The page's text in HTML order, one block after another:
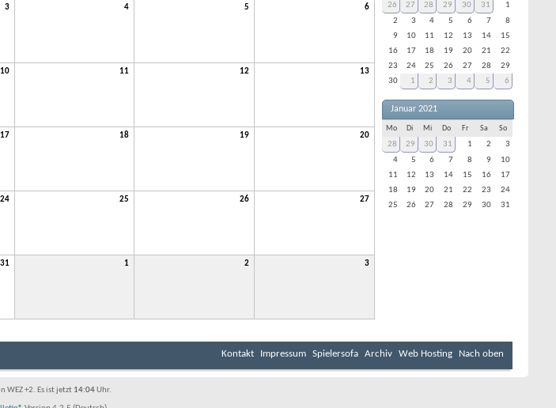
3 4 5 6
10 11 12 13
17 18 19 20
24 25 26 27
31 1 2 3
26 27 28 29 30 31
1
2
3 4 5 6 7
8
9
10 11 12 13 14
15
16
17 18 19 20 21
22
23
24 25 26 27 28
29
30
1 2 3 4 5 6
Januar 2021
Mo Di Mi Do Fr Sa So
28 29 30 31 1 2
3
4
5 6 7 8 9
10
11
12 13 14 15 16
17
18
19 20 21 22 23
24
25
26 27 28 29 30 31
Kontakt Impressum Spielersofa Archiv Web Hosting Nach oben
WEZ +2. Es ist jetzt 14:04Uhr.